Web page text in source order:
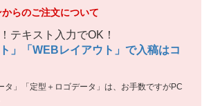
らのご注文について
テキスト入力でOK！
」「WEBレイアウト」で入稿はコ
タ」「定型＋ロゴデータ」は、お手数ですがPC